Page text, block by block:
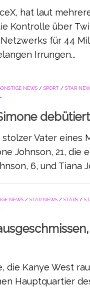
hat laut
Kontrolle über
für 44
Irrungen...
NEWS / SPORT / STAR
stolzer Vater eines
Johnson, 21, die
6, und Tiana
NEWS / STAR NEWS / STARS /
die Kanye West
Hauptquartier